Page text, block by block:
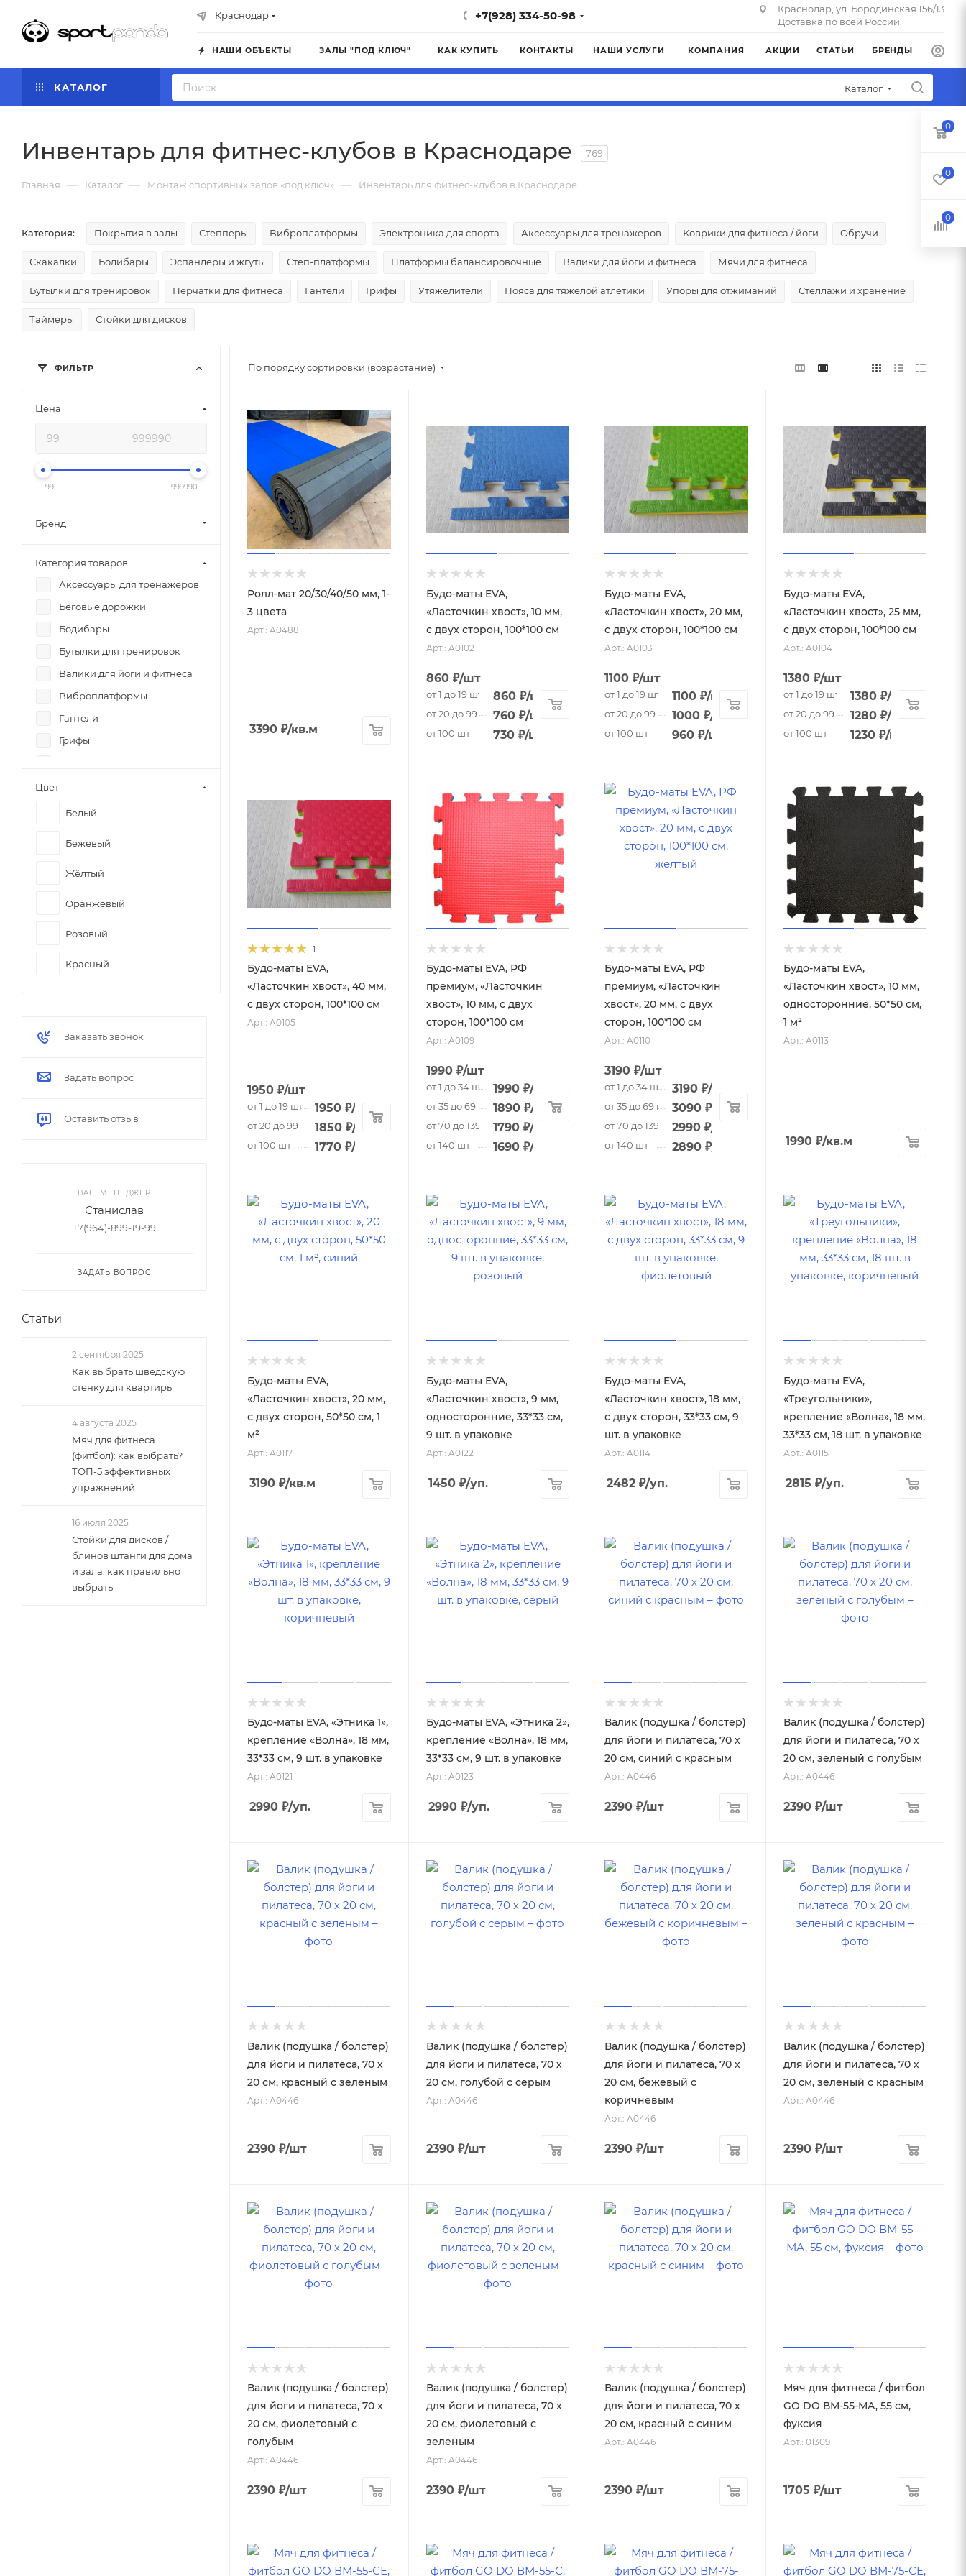
Краснодар +7(928) 334-50-98
Краснодар, ул. Бородинская 156/13
Доставка по всей России.
НАШИ ОБЪЕКТЫ ЗАЛЫ "ПОД КЛЮЧ" КАК КУПИТЬ КОНТАКТЫ НАШИ УСЛУГИ КОМПАНИЯ АКЦИИ СТАТЬИ БРЕНДЫ
КАТАЛОГ Каталог
Инвентарь для фитнес-клубов в Краснодаре 769
Главная — Каталог — Монтаж спортивных залов «под ключ» — Инвентарь для фитнес-клубов в Краснодаре
Категория: Покрытия в залы Степперы Виброплатформы Электроника для спорта Аксессуары для тренажеров Коврики для фитнеса / йоги Обручи
Скакалки Бодибары Эспандеры и жгуты Степ-платформы Платформы балансировочные Валики для йоги и фитнеса Мячи для фитнеса
Бутылки для тренировок Перчатки для фитнеса Гантели Грифы Утяжелители Пояса для тяжелой атлетики Упоры для отжиманий Стеллажи и хранение
Таймеры Стойки для дисков
По порядку сортировки (возрастание)
Ролл-мат 20/30/40/50 мм, 1-
3 цвета
Арт.: A0488
3390 ₽/кв.м
Будо-маты EVA,
«Ласточкин хвост», 10 мм,
с двух сторон, 100*100 см
Арт.: A0102
860₽/шт
от 1 до 19 шт 860 ₽/шт
от 20 до 99 шт 760 ₽/шт
от 100 шт 730 ₽/шт
Будо-маты EVA,
«Ласточкин хвост», 20 мм,
с двух сторон, 100*100 см
Арт.: A0103
1100 ₽/шт
от 1 до 19 шт 1100₽/шт
от 20 до 99 шт 1000₽/шт
от 100 шт 960₽/шт
Будо-маты EVA,
«Ласточкин хвост», 25 мм,
с двух сторон, 100*100 см
Арт.: A0104
1380₽/шт
от 1 до 19 шт 1380 ₽/шт
от 20 до 99 шт 1280 ₽/шт
от 100 шт 1230 ₽/шт
1
Будо-маты EVA,
«Ласточкин хвост», 40 мм,
с двух сторон, 100*100 см
Арт.: A0105
1950 ₽/шт
от 1 до 19 шт 1950₽/шт
от 20 до 99 шт 1850₽/шт
от 100 шт 1770₽/шт
Будо-маты EVA, РФ
премиум, «Ласточкин
хвост», 10 мм, с двух
сторон, 100*100 см
Арт.: A0109
1990₽/шт
от 1 до 34 шт 1990 ₽/шт
от 35 до 69 шт 1890 ₽/шт
от 70 до 139 шт1790 ₽/шт
от 140 шт 1690 ₽/шт
Будо-маты EVA, РФ
премиум, «Ласточкин
хвост», 20 мм, с двух
сторон, 100*100 см
Арт.: A0110
3190 ₽/шт
от 1 до 34 шт 3190₽/шт
от 35 до 69 шт 3090₽/шт
от 70 до 139 шт2990₽/шт
от 140 шт 2890₽/шт
Будо-маты EVA,
«Ласточкин хвост», 10 мм,
односторонние, 50*50 см,
1 м²
Арт.: A0113
1990₽/кв.м
Будо-маты EVA,
«Ласточкин хвост», 20 мм,
с двух сторон, 50*50 см, 1
м²
Арт.: A0117
3190 ₽/кв.м
Будо-маты EVA,
«Ласточкин хвост», 9 мм,
односторонние, 33*33 см,
9 шт. в упаковке
Арт.: A0122
1450₽/уп.
Будо-маты EVA,
«Ласточкин хвост», 18 мм,
с двух сторон, 33*33 см, 9
шт. в упаковке
Арт.: A0114
2482 ₽/уп.
Будо-маты EVA,
«Треугольники»,
крепление «Волна», 18 мм,
33*33 см, 18 шт. в упаковке
Арт.: A0115
2815 ₽/уп.
Будо-маты EVA, «Этника 1»,
крепление «Волна», 18 мм,
33*33 см, 9 шт. в упаковке
Арт.: A0121
2990 ₽/уп.
Будо-маты EVA, «Этника 2»,
крепление «Волна», 18 мм,
33*33 см, 9 шт. в упаковке
Арт.: A0123
2990₽/уп.
Валик (подушка / болстер)
для йоги и пилатеса, 70 х
20 см, синий с красным
Арт.: A0446
2390 ₽/шт
Валик (подушка / болстер)
для йоги и пилатеса, 70 х
20 см, зеленый с голубым
Арт.: A0446
2390₽/шт
Валик (подушка / болстер)
для йоги и пилатеса, 70 х
20 см, красный с зеленым
Арт.: A0446
2390 ₽/шт
Валик (подушка / болстер)
для йоги и пилатеса, 70 х
20 см, голубой с серым
Арт.: A0446
2390₽/шт
Валик (подушка / болстер)
для йоги и пилатеса, 70 х
20 см, бежевый с
коричневым
Арт.: A0446
2390 ₽/шт
Валик (подушка / болстер)
для йоги и пилатеса, 70 х
20 см, зеленый с красным
Арт.: A0446
2390₽/шт
Валик (подушка / болстер)
для йоги и пилатеса, 70 х
20 см, фиолетовый с
голубым
Арт.: A0446
2390 ₽/шт
Валик (подушка / болстер)
для йоги и пилатеса, 70 х
20 см, фиолетовый с
зеленым
Арт.: A0446
2390₽/шт
Валик (подушка / болстер)
для йоги и пилатеса, 70 х
20 см, красный с синим
Арт.: A0446
2390 ₽/шт
Мяч для фитнеса / фитбол
GO DO ВМ-55-МА, 55 см,
фуксия
Арт.: 01309
1705 ₽/шт
ФИЛЬТР
Цена
99 999990
Бренд
Категория товаров
Аксессуары для тренажеров
Беговые дорожки
Бодибары
Бутылки для тренировок
Валики для йоги и фитнеса
Виброплатформы
Гантели
Грифы
Обручи
Пояса для тяжелой атлетики
Скакалки
Цвет
Белый
Бежевый
Жёлтый
Оранжевый
Розовый
Красный
Синий
Сиреневый
Светло-серый
Серый
Заказать звонок
Задать вопрос
Оставить отзыв
ВАШ МЕНЕДЖЕР
Станислав
+7(964)-899-19-99
ЗАДАТЬ ВОПРОС
Статьи
2 сентября 2025
Как выбрать шведскую
стенку для квартиры
4 августа 2025
Мяч для фитнеса
(фитбол): как выбрать?
ТОП-5 эффективных
упражнений
16 июля 2025
Стойки для дисков /
блинов штанги для дома
и зала: как правильно
выбрать
0
0
0